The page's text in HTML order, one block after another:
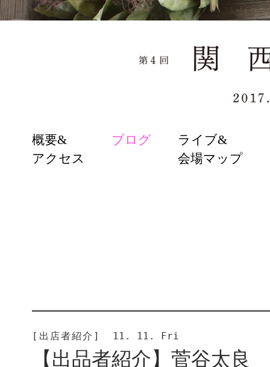
SKIP
TO
CONTENT
概要&
アクセス
ブログ
ライブ&
会場マップ
[出店者紹介] 11. 11. Fri
【出品者紹介】菅谷太良